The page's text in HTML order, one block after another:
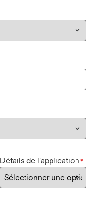
Détails de l'application *